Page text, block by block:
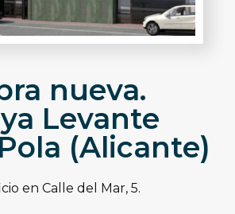
nueva.
Levante
(Alicante)
en Calle del Mar, 5.